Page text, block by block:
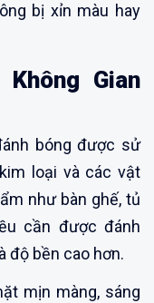
bị xỉn màu hay
Gian
bóng được sử
loại và các vật
như bàn ghế, tủ
cần được đánh
độ bền cao hơn.
mịn màng, sáng